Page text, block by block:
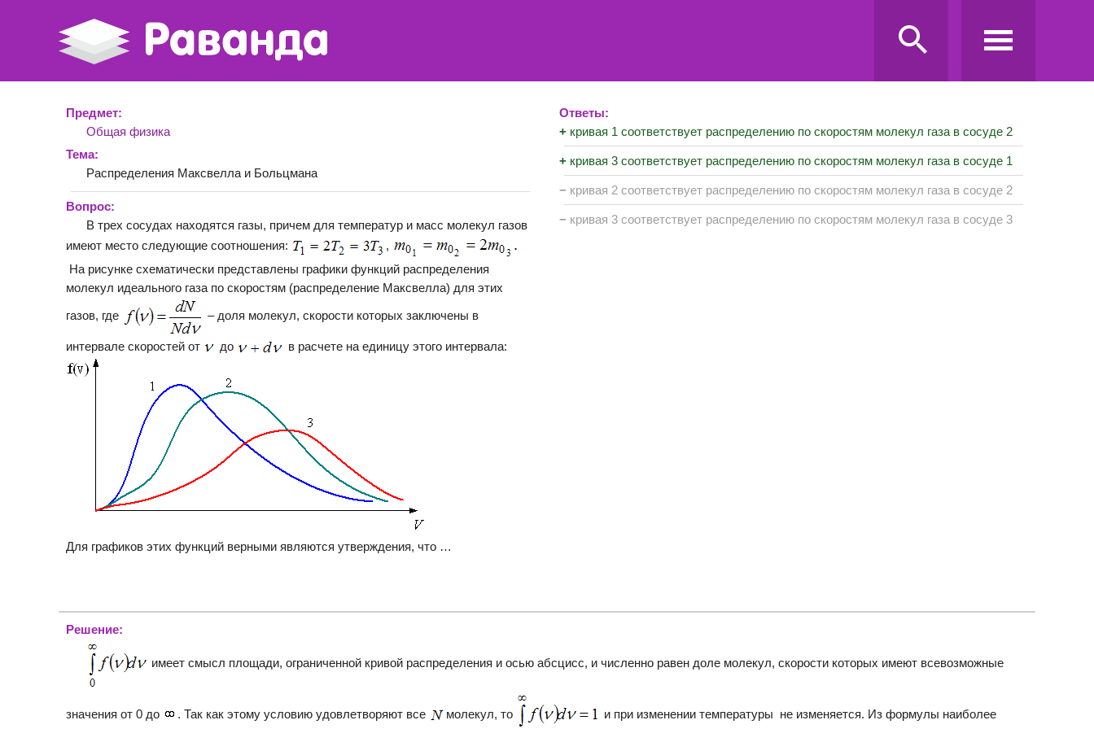
Предмет:
Общая физика
Тема:
Распределения Максвелла и Больцмана
Вопрос:
В трех сосудах находятся газы, причем для температур и масс молекул газов
имеют место следующие соотношения:
,
На рисунке схематически представлены графики функций распределения
молекул идеального газа по скоростям (распределение Максвелла) для этих
газов, где – доля молекул, скорости которых заключены в
интервале скоростей от до в расчете на единицу этого интервала:
Для графиков этих функций верными являются утверждения, что …
Ответы:
+ кривая 1 соответствует распределению по скоростям молекул газа в сосуде 2
+ кривая 3 соответствует распределению по скоростям молекул газа в сосуде 1
− кривая 2 соответствует распределению по скоростям молекул газа в сосуде 2
− кривая 3 соответствует распределению по скоростям молекул газа в сосуде 3
Решение:
имеет смысл площади, ограниченной кривой распределения и осью абсцисс, и численно равен доле молекул, скорости которых имеют всевозможные
значения от 0 до . Так как этому условию удовлетворяют все молекул, то и при изменении температуры не изменяется. Из формулы наиболее